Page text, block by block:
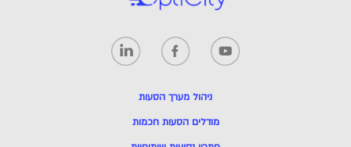
ניהול מערך הסעות
מודלים הסעות חכמות